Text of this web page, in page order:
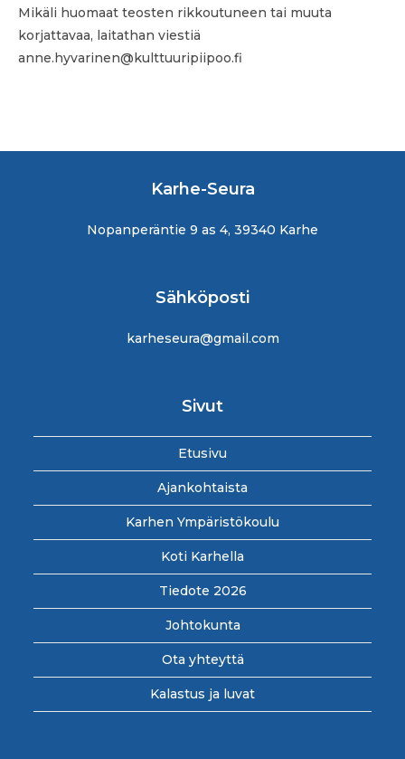
Mikäli huomaat teosten rikkoutuneen tai muuta
korjattavaa, laitathan viestiä
anne.hyvarinen@kulttuuripiipoo.fi
Karhe-Seura
Nopanperäntie 9 as 4, 39340 Karhe
Sähköposti
karheseura@gmail.com
Sivut
Etusivu
Ajankohtaista
Karhen Ympäristökoulu
Koti Karhella
Tiedote 2026
Johtokunta
Ota yhteyttä
Kalastus ja luvat